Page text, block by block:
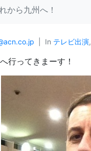
から九州へ！
In テレビ出演,
行ってきまーす！